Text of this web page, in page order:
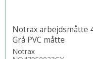
Notrax arbejdsmåtte
Grå PVC måtte
Notrax